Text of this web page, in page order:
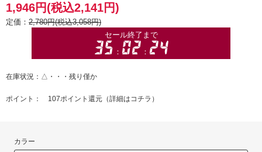
1,946円(税込2,141円)
定価： 2,780円(税込3,058円)
在庫状況：△・・・残り僅か
ポイント： 107ポイント還元（詳細はコチラ ）
カラー